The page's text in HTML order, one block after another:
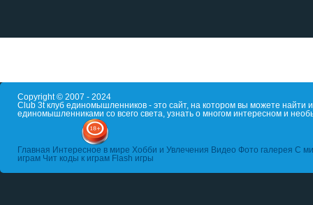
Copyright © 2007 - 2024
Club 3t клуб единомышленников - это сайт, на котором вы можете
единомышленниками со всего света, узнать о многом интересном и
Главная Интересное в мире Хобби и Увлечения Видео Фото галерея С
играм Чит коды к играм Flash игры